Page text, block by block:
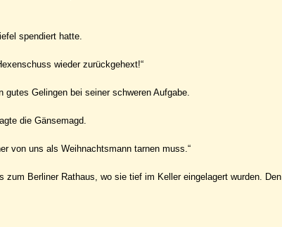
spendiert hatte.
wieder zurückgehext!“
Gelingen bei seiner schweren Aufgabe.
die Gänsemagd.
von uns als Weihnachtsmann tarnen muss.“
Berliner Rathaus, wo sie tief im Keller eingelagert wurden. Den